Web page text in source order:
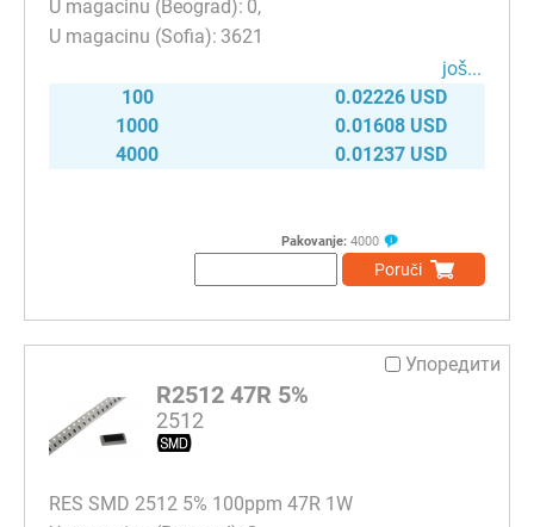
0
3621
јоš...
100
0.02226 USD
1000
0.01608 USD
4000
0.01237 USD
Pakovanje: 4000
Poruči
Упоредити
R2512 47R 5%
2512
RES SMD 2512 5% 100ppm 47R 1W